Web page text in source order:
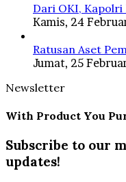
Dari OKI, Kapolri
Kamis, 24
Ratusan Aset
Jumat, 25
Newsletter
With Product You
Subscribe to our
updates!